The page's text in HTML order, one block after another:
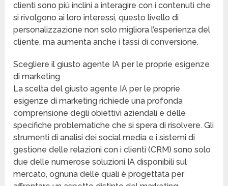
clienti sono più inclini a interagire con i contenuti che
si rivolgono ai loro interessi, questo livello di
personalizzazione non solo migliora l’esperienza del
cliente, ma aumenta anche i tassi di conversione.
Scegliere il giusto agente IA per le proprie esigenze
di marketing
La scelta del giusto agente IA per le proprie
esigenze di marketing richiede una profonda
comprensione degli obiettivi aziendali e delle
specifiche problematiche che si spera di risolvere. Gli
strumenti di analisi dei social media e i sistemi di
gestione delle relazioni con i clienti (CRM) sono solo
due delle numerose soluzioni IA disponibili sul
mercato, ognuna delle quali è progettata per